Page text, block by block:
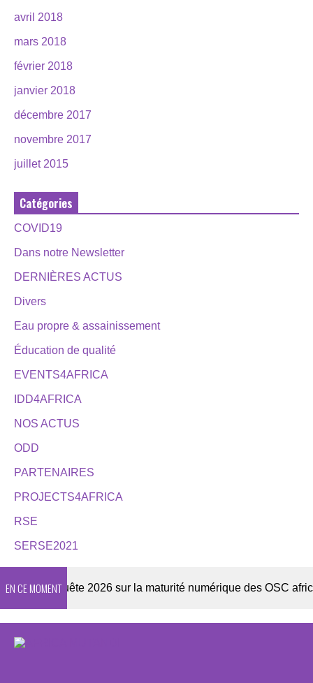
avril 2018
mars 2018
février 2018
janvier 2018
décembre 2017
novembre 2017
juillet 2015
Catégories
COVID19
Dans notre Newsletter
DERNIÈRES ACTUS
Divers
Eau propre & assainissement
Éducation de qualité
EVENTS4AFRICA
IDD4AFRICA
NOS ACTUS
ODD
PARTENAIRES
PROJECTS4AFRICA
RSE
SERSE2021
EN CE MOMENT
Enquête 2026 sur la maturité numérique des OSC